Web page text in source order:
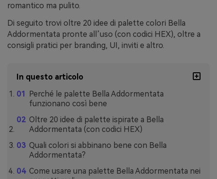
romantico ma pulito.
Di seguito trovi oltre 20 idee di palette colori Bella
Addormentata pronte all’uso (con codici HEX), oltre a
consigli pratici per branding, UI, inviti e altro.
In questo articolo
Perché le palette Bella Addormentata
funzionano così bene
Oltre 20 idee di palette ispirate a Bella
Addormentata (con codici HEX)
Quali colori si abbinano bene con Bella
Addormentata?
Come usare una palette Bella Addormentata nei